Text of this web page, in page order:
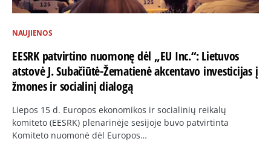
NAUJIENOS
EESRK patvirtino nuomonę dėl „EU Inc.“: Lietuvos
atstovė J. Subačiūtė-Žematienė akcentavo investicijas į
žmones ir socialinį dialogą
Liepos 15 d. Europos ekonomikos ir socialinių reikalų
komiteto (EESRK) plenarinėje sesijoje buvo patvirtinta
Komiteto nuomonė dėl Europos…